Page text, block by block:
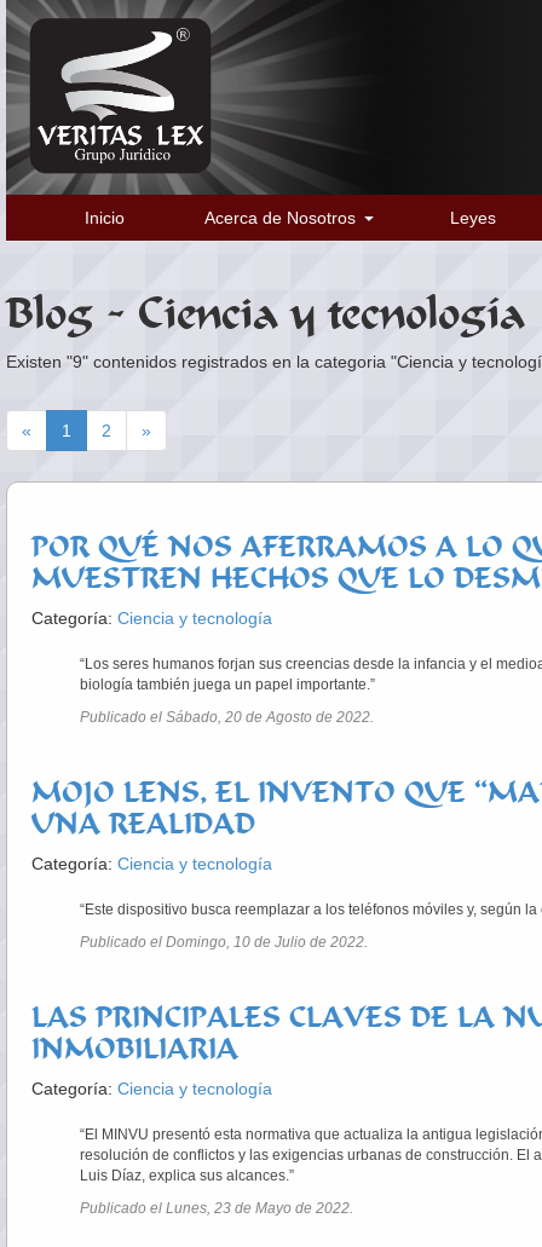
Inicio Acerca de Nosotros Leyes
Blog - Ciencia y tecnología
Existen "9" contenidos registrados en la categoria "Ciencia y
« 1 2 »
POR QUÉ NOS AFERRAMOS A LO
MUESTREN HECHOS QUE LO
Categoría: Ciencia y tecnología
“Los seres humanos forjan sus creencias desde la infancia y el
biología también juega un papel importante.”
Publicado el Sábado, 20 de Agosto de 2022.
MOJO LENS, EL INVENTO QUE
UNA REALIDAD
Categoría: Ciencia y tecnología
“Este dispositivo busca reemplazar a los teléfonos móviles y, según
Publicado el Domingo, 10 de Julio de 2022.
LAS PRINCIPALES CLAVES DE LA
INMOBILIARIA
Categoría: Ciencia y tecnología
“El MINVU presentó esta normativa que actualiza la antigua
resolución de conflictos y las exigencias urbanas de construcción.
Luis Díaz, explica sus alcances.”
Publicado el Lunes, 23 de Mayo de 2022.